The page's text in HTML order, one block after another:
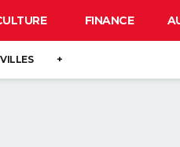
FINANCE
VILLES +